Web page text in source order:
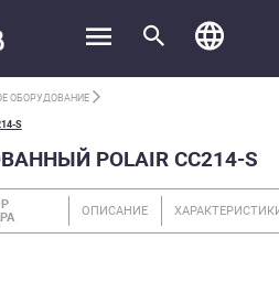
ОБОРУДОВАНИЕ
S
POLAIR CС214-S
ОПИСАНИЕ